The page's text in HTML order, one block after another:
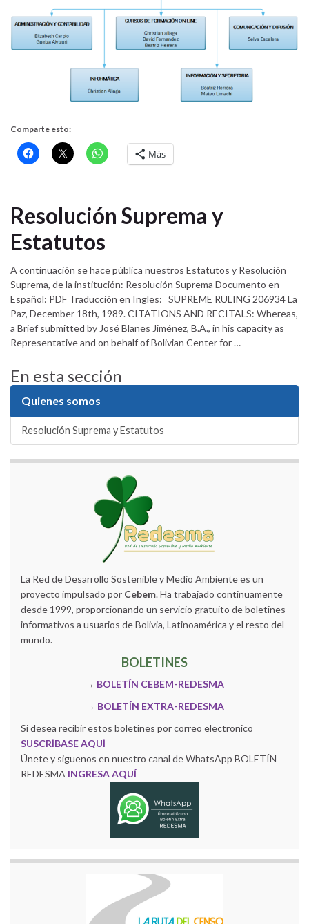
Comparte esto:
Más
Resolución Suprema y
Estatutos
A continuación se hace pública nuestros Estatutos y Resolución
Suprema, de la institución: Resolución Suprema Documento en
Español: PDF Traducción en Ingles: SUPREME RULING 206934 La
Paz, December 18th, 1989. CITATIONS AND RECITALS: Whereas,
a Brief submitted by José Blanes Jiménez, B.A., in his capacity as
Representative and on behalf of Bolivian Center for …
En esta sección
Quienes somos
Resolución Suprema y Estatutos
La Red de Desarrollo Sostenible y Medio Ambiente es un
proyecto impulsado por Cebem. Ha trabajado continuamente
desde 1999, proporcionando un servicio gratuito de boletines
informativos a usuarios de Bolivia, Latinoamérica y el resto del
mundo.
BOLETINES
→ BOLETÍN CEBEM-REDESMA
→ BOLETÍN EXTRA-REDESMA
Si desea recibir estos boletines por correo electronico
SUSCRÍBASE AQUÍ
Únete y siguenos en nuestro canal de WhatsApp BOLETÍN
REDESMA INGRESA AQUÍ